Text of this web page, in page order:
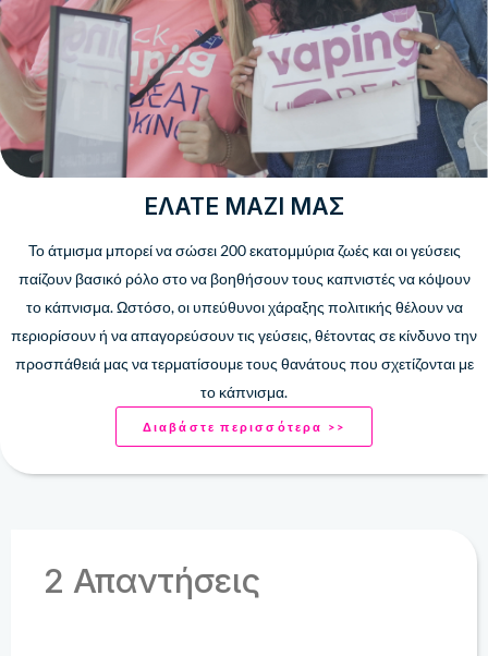
ΕΛΆΤΕ ΜΑΖΊ ΜΑΣ
Το άτμισμα μπορεί να σώσει 200 ​​εκατομμύρια ζωές και οι γεύσεις
παίζουν βασικό ρόλο στο να βοηθήσουν τους καπνιστές να κόψουν
το κάπνισμα. Ωστόσο, οι υπεύθυνοι χάραξης πολιτικής θέλουν να
περιορίσουν ή να απαγορεύσουν τις γεύσεις, θέτοντας σε κίνδυνο την
προσπάθειά μας να τερματίσουμε τους θανάτους που σχετίζονται με
το κάπνισμα.
Διαβάστε περισσότερα >>
2 Απαντήσεις